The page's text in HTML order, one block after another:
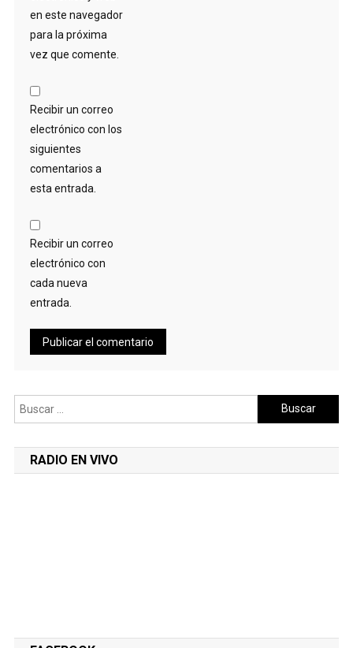
en este navegador
para la próxima
vez que comente.
Recibir un correo
electrónico con los
siguientes
comentarios a
esta entrada.
Recibir un correo
electrónico con
cada nueva
entrada.
Buscar:
RADIO EN VIVO